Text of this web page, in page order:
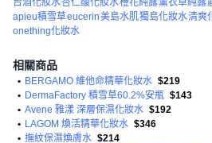
台酒化妝水杏仁酸化妝水橙花純露薰衣草純露
apieu積雪草eucerin美島水肌獨島化妝水清爽
onething化妝水
相關商品
• BERGAMO 維他命精華化妝水 $219
• DermaFactory 積雪草60.2%安瓶 $143
• Avene 雅漾 深層保濕化妝水 $192
• LAGOM 煥活精華化妝水 $346
• 撫紋保濕煥膚水 $214